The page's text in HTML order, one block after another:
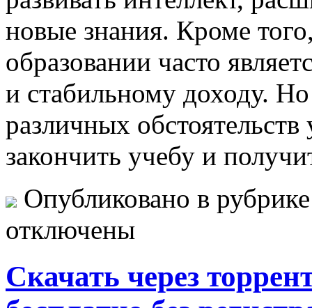
новые знания. Кроме
образовании часто
и стабильному доходу. Но
различных
закончить учебу и
Опубликовано в
отключены
Скачать через